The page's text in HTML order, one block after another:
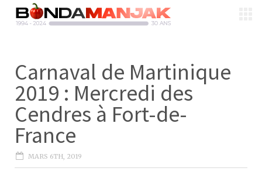
Carnaval de Martinique
2019 : Mercredi des
Cendres à Fort-de-
France
MARS 6TH, 2019